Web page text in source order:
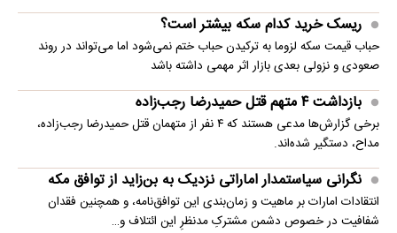
ریسک خرید کدام سکه بیشتر است؟
حباب قیمت سکه لزوما به ترکیدن حباب ختم نمی‌شود اما می‌تواند در روند
صعودی و نزولی بعدی بازار اثر مهمی داشته باشد
بازداشت ۴ متهم قتل حمیدرضا رجب‌زاده
برخی گزارش‌ها مدعی هستند که ۴ نفر از متهمان قتل حمیدرضا رجب‌زاده،
مداح، دستگیر شده‌اند.
نگرانی سیاستمدار اماراتی نزدیک به بن‌زاید از توافق مکه
انتقادات امارات بر ماهیت و زمان‌بندی این توافق‌نامه، و همچنین فقدان
شفافیت در خصوص دشمن مشترکِ مدنظرِ این ائتلاف و…